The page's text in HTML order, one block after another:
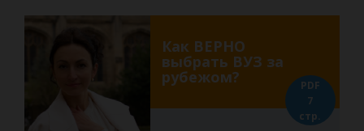
Как ВЕРНО
выбрать ВУЗ за
рубежом?
PDF
7
стр.